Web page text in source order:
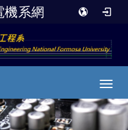
機系網
內容